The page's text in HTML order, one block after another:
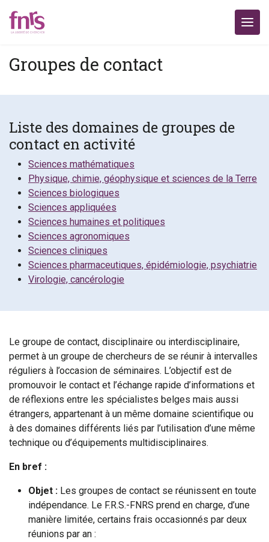
Groupes de contact
Liste des domaines de groupes de
contact en activité
Sciences mathématiques
Physique, chimie, géophysique et sciences de la Terre
Sciences biologiques
Sciences appliquées
Sciences humaines et politiques
Sciences agronomiques
Sciences cliniques
Sciences pharmaceutiques, épidémiologie, psychiatrie
Virologie, cancérologie
Le groupe de contact, disciplinaire ou interdisciplinaire,
permet à un groupe de chercheurs de se réunir à intervalles
réguliers à l’occasion de séminaires. L’objectif est de
promouvoir le contact et l’échange rapide d’informations et
de réflexions entre les spécialistes belges mais aussi
étrangers, appartenant à un même domaine scientifique ou
à des domaines différents liés par l’utilisation d’une même
technique ou d’équipements multidisciplinaires.
En bref :
Objet : Les groupes de contact se réunissent en toute
indépendance. Le F.R.S.-FNRS prend en charge, d’une
manière limitée, certains frais occasionnés par deux
réunions par an :